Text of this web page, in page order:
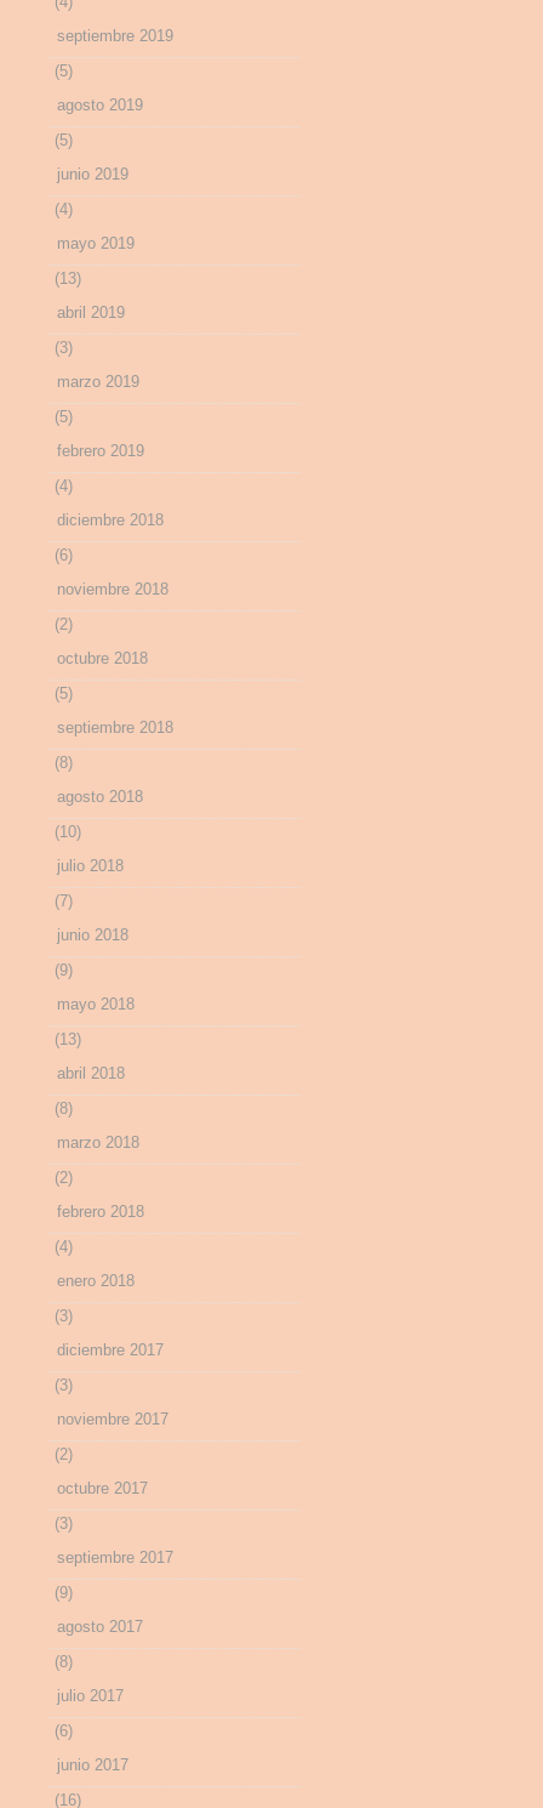
septiembre 2019
(5)
agosto 2019
(5)
junio 2019
(4)
mayo 2019
(13)
abril 2019
(3)
marzo 2019
(5)
febrero 2019
(4)
diciembre 2018
(6)
noviembre 2018
(2)
octubre 2018
(5)
septiembre 2018
(8)
agosto 2018
(10)
julio 2018
(7)
junio 2018
(9)
mayo 2018
(13)
abril 2018
(8)
marzo 2018
(2)
febrero 2018
(4)
enero 2018
(3)
diciembre 2017
(3)
noviembre 2017
(2)
octubre 2017
(3)
septiembre 2017
(9)
agosto 2017
(8)
julio 2017
(6)
junio 2017
(16)